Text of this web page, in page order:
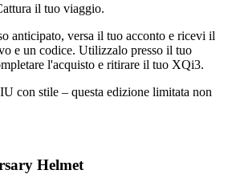
il tuo viaggio.
anticipato, versa il tuo acconto e ricevi il
e un codice. Utilizzalo presso il tuo
l'acquisto e ritirare il tuo XQi3.
con stile – questa edizione limitata non
Helmet